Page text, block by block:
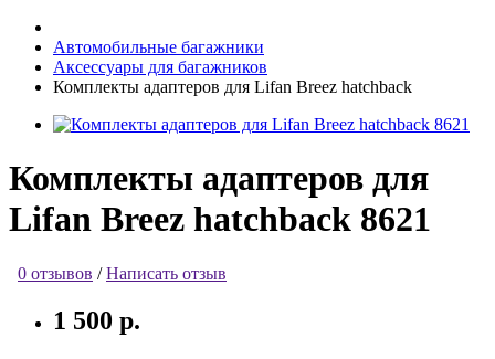
Автомобильные багажники
Аксессуары для багажников
Комплекты адаптеров для Lifan Breez hatchback
Комплекты адаптеров для
Lifan Breez hatchback 8621
0 отзывов /Написать отзыв
1 500 р.